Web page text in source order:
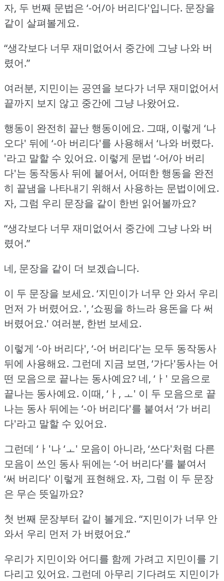
자, 두 번째 문법은 ‘-어/아 버리다'입니다. 문장을
같이 살펴볼게요.
“생각보다 너무 재미없어서 중간에 그냥 나와 버
렸어.”
여러분, 지민이는 공연을 보다가 너무 재미없어서
끝까지 보지 않고 중간에 그냥 나왔어요.
행동이 완전히 끝난 행동이에요. 그때, 이렇게 ‘나
오다' 뒤에 ‘-아 버리다'를 사용해서 ‘나와 버렸다.
'라고 말할 수 있어요. 이렇게 문법 ‘-어/아 버리
다'는 동작동사 뒤에 붙어서, 어떠한 행동을 완전
히 끝냄을 나타내기 위해서 사용하는 문법이에요.
자, 그럼 우리 문장을 같이 한번 읽어볼까요?
“생각보다 너무 재미없어서 중간에 그냥 나와 버
렸어.”
네, 문장을 같이 더 보겠습니다.
이 두 문장을 보세요. ‘지민이가 너무 안 와서 우리
먼저 가 버렸어요. ', ‘쇼핑을 하느라 용돈을 다 써
버렸어요.' 여러분, 한번 보세요.
이렇게 ‘-아 버리다', ‘-어 버리다'는 모두 동작동사
뒤에 사용해요. 그런데 지금 보면, ‘가다'동사는 어
떤 모음으로 끝나는 동사예요? 네, ‘ㅏ' 모음으로
끝나는 동사예요. 이때, ‘ㅏ, ㅗ' 이 두 모음으로 끝
나는 동사 뒤에는 ‘-아 버리다'를 붙여서 ‘가 버리
다'라고 말할 수 있어요.
그런데 ‘ㅏ'나 ‘ㅗ' 모음이 아니라, ‘쓰다'처럼 다른
모음이 쓰인 동사 뒤에는 ‘-어 버리다'를 붙여서
‘써 버리다' 이렇게 표현해요. 자, 그럼 이 두 문장
은 무슨 뜻일까요?
첫 번째 문장부터 같이 볼게요. “지민이가 너무 안
와서 우리 먼저 가 버렸어요.”
우리가 지민이와 어디를 함께 가려고 지민이를 기
다리고 있어요. 그런데 아무리 기다려도 지민이가